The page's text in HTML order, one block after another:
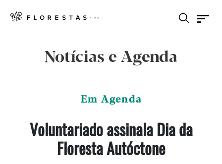
Notícias e Agenda
Em Agenda
Voluntariado assinala Dia da
Floresta Autóctone